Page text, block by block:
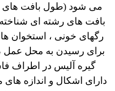
می شود (طول بافت های
بافت های رشته ای
رگهای خونی ، استخوان
برای رسیدن به محل عمل
گیره آلیس در اطراف
دارای اشکال و اندازه